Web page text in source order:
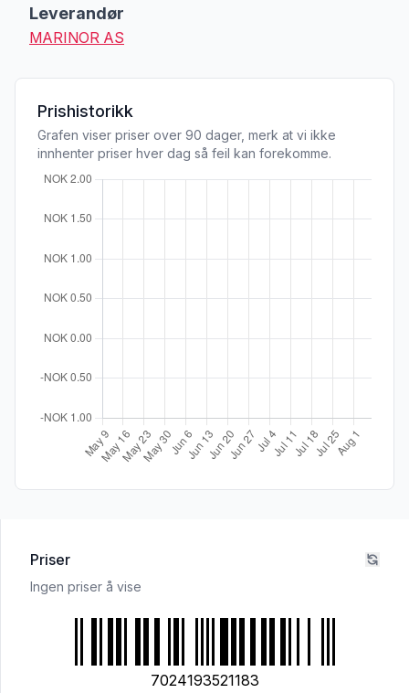
Leverandør
MARINOR AS
Prishistorikk
Grafen viser priser over 90 dager, merk at vi ikke
innhenter priser hver dag så feil kan forekomme.
Priser
Ingen priser å vise
7024193521183